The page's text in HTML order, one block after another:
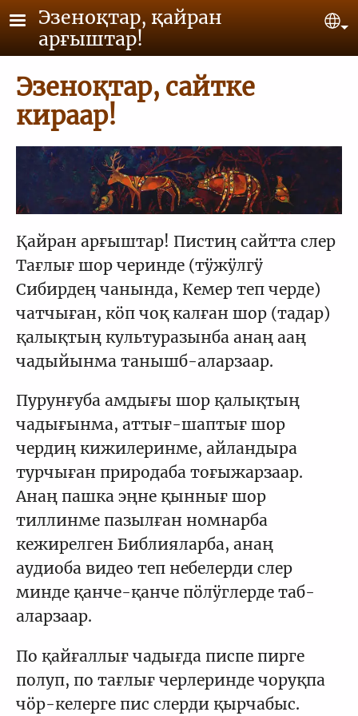
Skip to main content
Эзеноқтар, қайран
арғыштар!
Эзеноқтар, сайтке
кираар!
Қайран арғыштар! Пистиң сайтта слер
Тағлығ шор черинде (тӱжӱлгӱ
Сибирдең чанында, Кемер теп черде)
чатчыған, кӧп чоқ калған шор (тадар)
қалықтың культуразынба анаң ааң
чадыйынма танышб-аларзаар.
Пурунғуба амдығы шор қалықтың
чадығынма, аттығ-шаптығ шор
чердиң кижилеринме, айландыра
турчыған природаба тоғыжарзаар.
Анаң пашка эңне қыннығ шор
тиллинме пазылған номнарба
кежирелген Библияларба, анаң
аудиоба видео теп небелерди слер
минде қанче-қанче пӧлӱглерде таб-
аларзаар.
По қайғаллығ чадығда писпе пирге
полуп, по тағлығ черлеринде чоруқпа
чӧр-келерге пис слерди қырчабыс.